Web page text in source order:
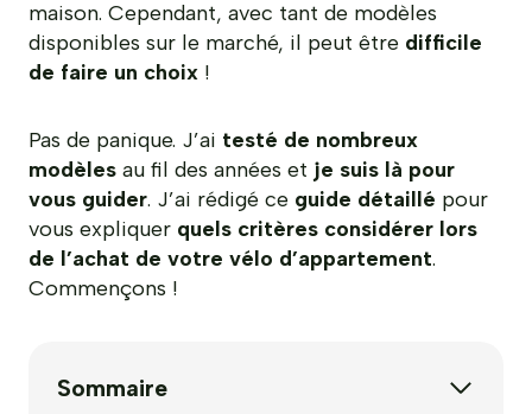
maison. Cependant, avec tant de modèles
disponibles sur le marché, il peut être difficile
de faire un choix !
Pas de panique. J’ai testé de nombreux
modèles au fil des années et je suis là pour
vous guider. J’ai rédigé ce guide détaillé pour
vous expliquer quels critères considérer lors
de l’achat de votre vélo d’appartement.
Commençons !
Sommaire